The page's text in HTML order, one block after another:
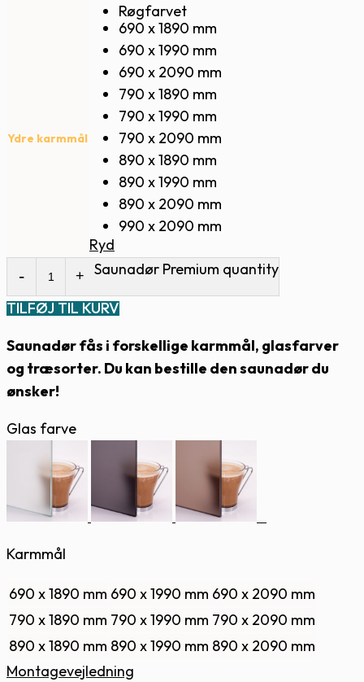
Røgfarvet
Ydre karmmål
690 x 1890 mm
690 x 1990 mm
690 x 2090 mm
790 x 1890 mm
790 x 1990 mm
790 x 2090 mm
890 x 1890 mm
890 x 1990 mm
890 x 2090 mm
990 x 2090 mm
Ryd
Saunadør Premium quantity
TILFØJ TIL KURV
Saunadør fås i forskellige karmmål, glasfarver
og træsorter. Du kan bestille den saunadør du
ønsker!
Glas farve
Karmmål
690 x 1890 mm 690 x 1990 mm 690 x 2090 mm
790 x 1890 mm 790 x 1990 mm 790 x 2090 mm
890 x 1890 mm 890 x 1990 mm 890 x 2090 mm
Montagevejledning